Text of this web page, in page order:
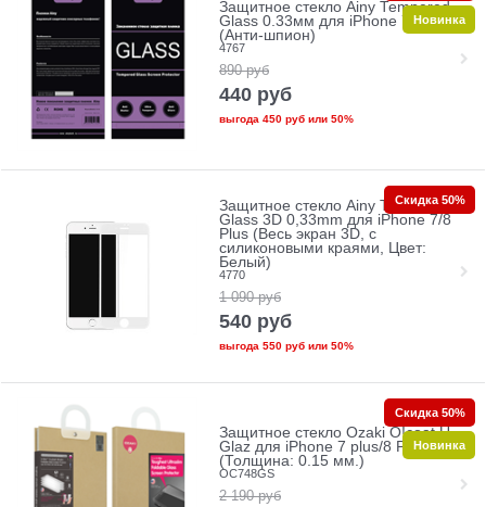
Защитное стекло Ainy Tempered
Glass 0.33мм для iPhone 7/8 Plus
(Анти-шпион)
4767
890 руб
440 руб
выгода 450 рубили 50%
Новинка
Защитное стекло Ainy Tempered
Glass 3D 0,33mm для iPhone 7/8
Plus (Весь экран 3D, с
силиконовыми краями, Цвет:
Белый)
4770
1 090 руб
540 руб
выгода 550 рубили 50%
Скидка 50%
Защитное стекло Ozaki O!coat U-
Glaz для iPhone 7 plus/8 Plus
(Толщина: 0.15 мм.)
OC748GS
2 190 руб
Скидка 50%
Новинка